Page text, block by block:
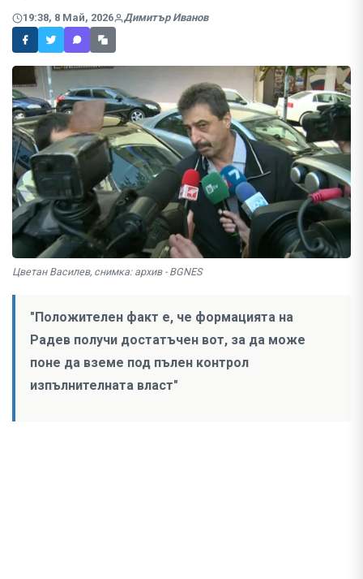
19:38, 8 Май, 2026 Димитър Иванов
Цветан Василев, снимка: архив - BGNES
"Положителен факт е, че формацията на
Радев получи достатъчен вот, за да може
поне да вземе под пълен контрол
изпълнителната власт"